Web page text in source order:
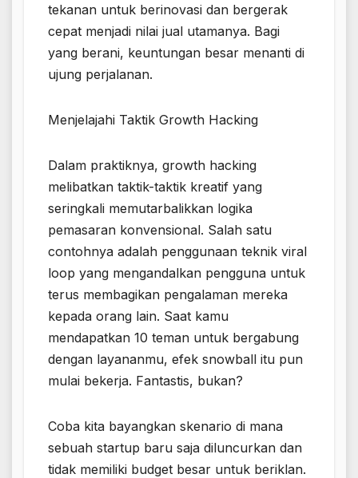
tekanan untuk berinovasi dan bergerak
cepat menjadi nilai jual utamanya. Bagi
yang berani, keuntungan besar menanti di
ujung perjalanan.
Menjelajahi Taktik Growth Hacking
Dalam praktiknya, growth hacking
melibatkan taktik-taktik kreatif yang
seringkali memutarbalikkan logika
pemasaran konvensional. Salah satu
contohnya adalah penggunaan teknik viral
loop yang mengandalkan pengguna untuk
terus membagikan pengalaman mereka
kepada orang lain. Saat kamu
mendapatkan 10 teman untuk bergabung
dengan layananmu, efek snowball itu pun
mulai bekerja. Fantastis, bukan?
Coba kita bayangkan skenario di mana
sebuah startup baru saja diluncurkan dan
tidak memiliki budget besar untuk beriklan.